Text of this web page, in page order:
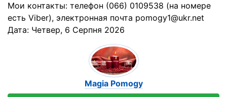
Мои контакты: телефон (066) 0109538 (на номере
есть Viber), электронная почта pomogy1@ukr.net
Дата: Четвер, 6 Серпня 2026
Magia Pomogy